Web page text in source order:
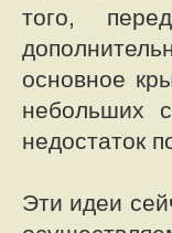
того,
основное
небольших
недостаток
Эти идеи